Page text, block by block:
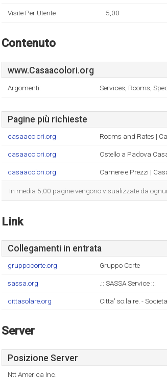
Visite Per Utente 5,00
Contenuto
www.Casaacolori.org
Argomenti: Services, Rooms,
Pagine più richieste
casaacolori.org Rooms and Rates |
casaacolori.org Ostello a Padova
casaacolori.org Camere e Prezzi |
In media 5,00 pagine vengono visualizzate da
Link
Collegamenti in entrata
gruppocorte.org Gruppo Corte
sassa.org .:: SASSA Service ::.
cittasolare.org Citta' so.la.re. -
Server
Posizione Server
Ntt America Inc.